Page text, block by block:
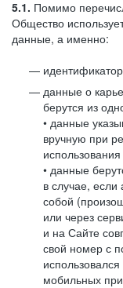
5.1. Помимо
Общество
данные, а именно:
данные о
берутся из
• данные
вручную при
• данные
в случае,
собой
или через
и на Сайте
свой номер с
мобильных